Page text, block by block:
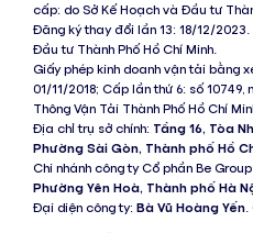
cấp: do Sở Kế Hoạch và Đầu tư
Đăng ký thay đổi lần 13: 18/12/
Đầu tư Thành Phố Hồ Chí Minh.
Giấy phép kinh doanh vận tải bằng
01/11/2018; Cấp lần thứ 6: số
Thông Vận Tải Thành Phố Hồ Chí
Địa chỉ trụ sở chính: Tầng 16, Tòa
Phường Sài Gòn, Thành phố Hồ
Chi nhánh công ty Cổ phần Be
Phường Yên Hoà, Thành phố Hà
Đại diện công ty: Bà Vũ Hoàng Yến.